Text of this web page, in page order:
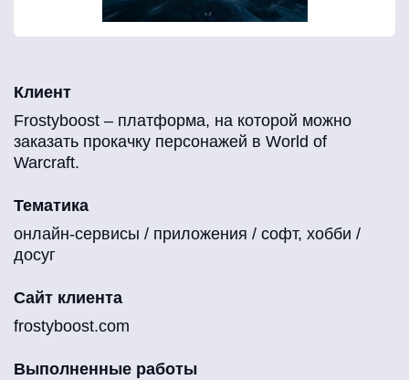
Клиент
Frostyboost – платформа, на которой можно
заказать прокачку персонажей в World of
Warcraft.
Тематика
онлайн-сервисы / приложения / софт, хобби /
досуг
Сайт клиента
frostyboost.com
Выполненные работы